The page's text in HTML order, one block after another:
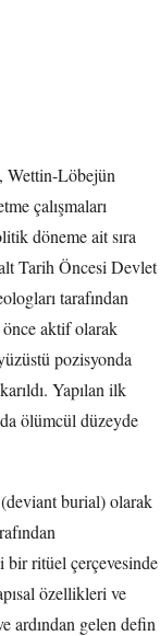
Wettin-Löbejün
çalışmaları
döneme ait sıra
Tarih Öncesi Devlet
tarafından
önce aktif olarak
pozisyonda
Yapılan ilk
ölümcül düzeyde
burial) olarak
bir ritüel çerçevesinde
özellikleri ve
ardından gelen defin